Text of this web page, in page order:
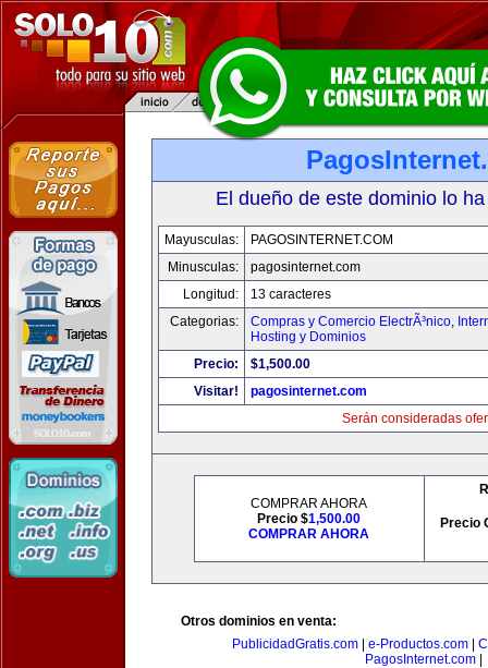
El dueño de este dominio lo
Mayusculas:
PAGOSINTERNET.COM
Minusculas:
pagosinternet.com
Longitud:
13 caracteres
Categorias:
Compras y Comercio ElectrÃ³nico,
Hosting y Dominios
Precio:
$1,500.00
Visitar!
pagosinternet.com
Serán consideradas
COMPRAR AHORA
Precio $1,500.00
COMPRAR AHORA
Precio
Otros dominios en venta:
PublicidadGratis.com
e-Productos.com
PagosInternet.com